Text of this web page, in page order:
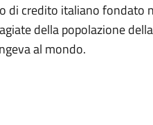
di credito italiano fondato
della popolazione
al mondo.